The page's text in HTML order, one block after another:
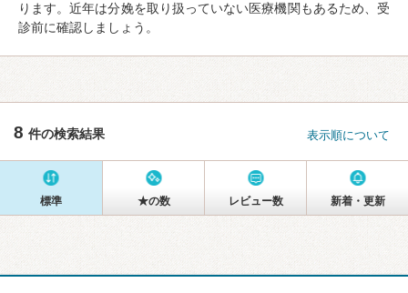
ります。近年は分娩を取り扱っていない医療機関もあるため、受
診前に確認しましょう。
8 件の検索結果 表示順について
標準 ★の数 レビュー数 新着・更新